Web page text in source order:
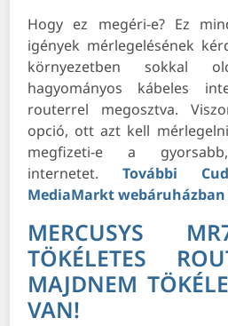
Hogy ez megéri-e? Ez
igények mérlegelésének
környezetben sokkal
hagyományos kábeles
routerrel megosztva.
opció, ott azt kell
megfizeti-e a
internetet.További
MediaMarkt
MERCUSYS
TÖKÉLETES
MAJDNEM
VAN!